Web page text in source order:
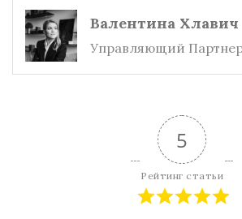
Валентина Хлавич
Управляющий
5
Рейтинг статьи